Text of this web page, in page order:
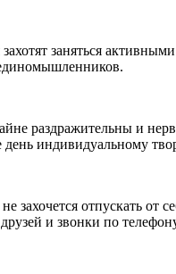
заняться
раздражительны и
день индивидуальному
захочется отпускать
и звонки по